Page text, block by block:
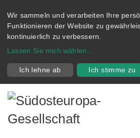
Wir sammeln und verarbeiten Ihre
Funktionieren der Website zu
kontinuierlich zu verbessern.
Lassen Sie mich wählen
Ich lehne ab Ich stimme zu